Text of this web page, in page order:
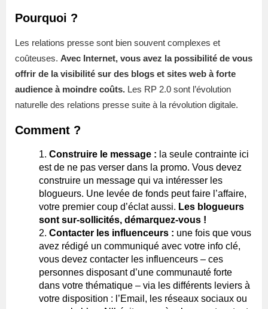
Pourquoi ?
Les relations presse sont bien souvent complexes et
coûteuses. Avec Internet, vous avez la possibilité de vous
offrir de la visibilité sur des blogs et sites web à forte
audience à moindre coûts. Les RP 2.0 sont l’évolution
naturelle des relations presse suite à la révolution digitale.
Comment ?
Construire le message : la seule contrainte ici
est de ne pas verser dans la promo. Vous devez
construire un message qui va intéresser les
blogueurs. Une levée de fonds peut faire l’affaire,
votre premier coup d’éclat aussi. Les blogueurs
sont sur-sollicités, démarquez-vous !
Contacter les influenceurs : une fois que vous
avez rédigé un communiqué avec votre info clé,
vous devez contacter les influenceurs – ces
personnes disposant d’une communauté forte
dans votre thématique – via les différents leviers à
votre disposition : l’Email, les réseaux sociaux ou